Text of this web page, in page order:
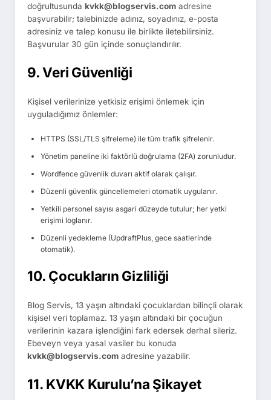
doğrultusunda kvkk@blogservis.com adresine
başvurabilir; talebinizde adınız, soyadınız, e-posta
adresiniz ve talep konusu ile birlikte iletebilirsiniz.
Başvurular 30 gün içinde sonuçlandırılır.
9. Veri Güvenliği
Kişisel verilerinize yetkisiz erişimi önlemek için
uyguladığımız önlemler:
HTTPS (SSL/TLS şifreleme) ile tüm trafik şifrelenir.
Yönetim paneline iki faktörlü doğrulama (2FA) zorunludur.
Wordfence güvenlik duvarı aktif olarak çalışır.
Düzenli güvenlik güncellemeleri otomatik uygulanır.
Yetkili personel sayısı asgari düzeyde tutulur; her yetki
erişimi loglanır.
Düzenli yedekleme (UpdraftPlus, gece saatlerinde
otomatik).
10. Çocukların Gizliliği
Blog Servis, 13 yaşın altındaki çocuklardan bilinçli olarak
kişisel veri toplamaz. 13 yaşın altındaki bir çocuğun
verilerinin kazara işlendiğini fark edersek derhal sileriz.
Ebeveyn veya yasal vasiler bu konuda
kvkk@blogservis.com adresine yazabilir.
11. KVKK Kurulu’na Şikayet